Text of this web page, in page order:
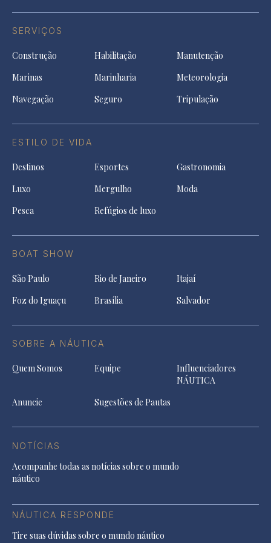
SERVIÇOS
Construção Habilitação
Manutenção
Marinas
Marinharia
Meteorologia
Navegação
Seguro Tripulação
ESTILO DE VIDA
Destinos Esportes
Gastronomia
Luxo
Mergulho
Moda
Pesca
Refúgios de luxo
BOAT SHOW
São Paulo Rio de Janeiro
Itajaí
Foz do Iguaçu
Brasília Salvador
SOBRE A NÁUTICA
Quem Somos Equipe
Influenciadores
NÁUTICA
Anuncie
Sugestões de Pautas
NOTÍCIAS
Acompanhe todas as notícias sobre o mundo
náutico
NÁUTICA RESPONDE
Tire suas dúvidas sobre o mundo náutico